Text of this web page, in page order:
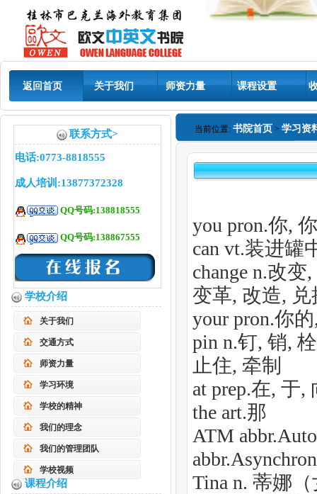
返回首页 关于我们 师资力量 课程设置
当前位置: 书院首页 > 学习资
you pron.你,
can vt.装进罐
change n.改
变革, 改造, 兑
your pron.你
pin n.钉, 销,
止住, 牵制
at prep.在, 于
the art.那
ATM
Tina n. 蒂娜
联系方式>
电话:0773-8818555
成人培训:13877372328
QQ号码:138818555
QQ号码:138867555
学校介绍
关于我们
交通方式
师资力量
学习环境
学校的精神
我们的理念
我们的管理团队
学校视频
课程介绍